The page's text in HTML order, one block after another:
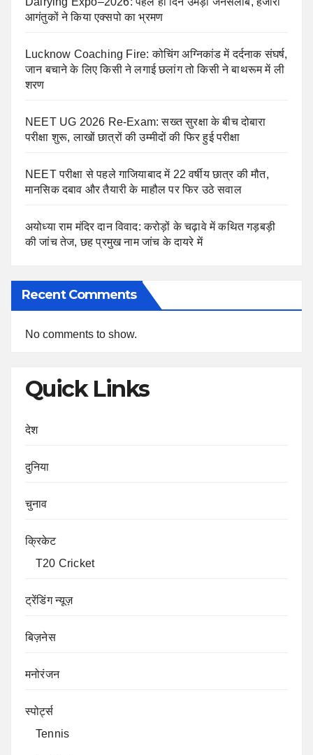
आगंतुकों ने किया एक्सपो का भ्रमण
Lucknow Coaching Fire: कोचिंग अग्निकांड में दर्दनाक संघर्ष,
जान बचाने के लिए किसी ने लगाई छलांग तो किसी ने बाथरूम में ली
शरण
NEET UG 2026 Re-Exam: सख्त सुरक्षा के बीच दोबारा
परीक्षा शुरू, लाखों छात्रों की उम्मीदों की फिर हुई परीक्षा
NEET परीक्षा से पहले गाजियाबाद में 22 वर्षीय छात्र की मौत,
मानसिक दबाव और तैयारी के माहौल पर फिर उठे सवाल
अयोध्या राम मंदिर दान विवाद: करोड़ों के चढ़ावे में कथित गड़बड़ी
की जांच तेज, छह प्रमुख नाम जांच के दायरे में
Recent Comments
No comments to show.
Quick Links
देश
दुनिया
चुनाव
क्रिकेट
T20 Cricket
ट्रेंडिंग न्यूज़
बिज़नेस
मनोरंजन
स्पोर्ट्स
Tennis